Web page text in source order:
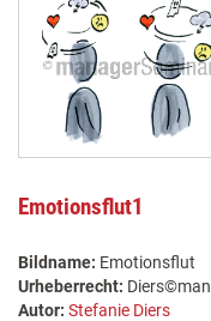
Emotionsflut1
Bildname: Emotionsflut
Urheberrecht:
Autor: Stefanie Diers